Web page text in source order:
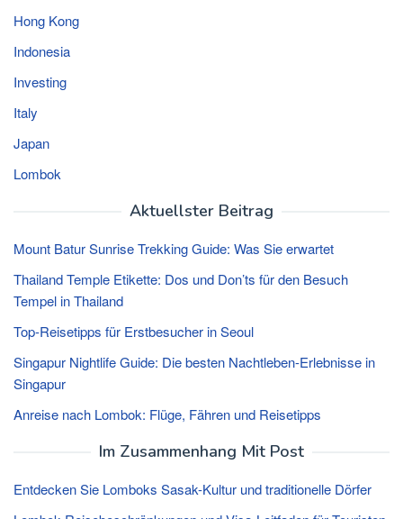
Hong Kong
Indonesia
Investing
Italy
Japan
Lombok
Aktuellster Beitrag
Mount Batur Sunrise Trekking Guide: Was Sie erwartet
Thailand Temple Etikette: Dos und Don’ts für den Besuch
Tempel in Thailand
Top-Reisetipps für Erstbesucher in Seoul
Singapur Nightlife Guide: Die besten Nachtleben-Erlebnisse in
Singapur
Anreise nach Lombok: Flüge, Fähren und Reisetipps
Im Zusammenhang Mit Post
Entdecken Sie Lomboks Sasak-Kultur und traditionelle Dörfer